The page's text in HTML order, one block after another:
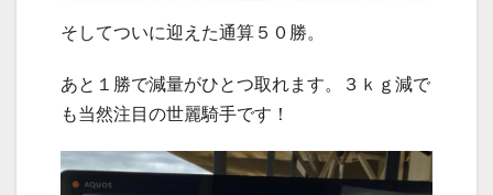
そしてついに迎えた通算５０勝。
あと１勝で減量がひとつ取れます。３ｋｇ減で
も当然注目の世麗騎手です！